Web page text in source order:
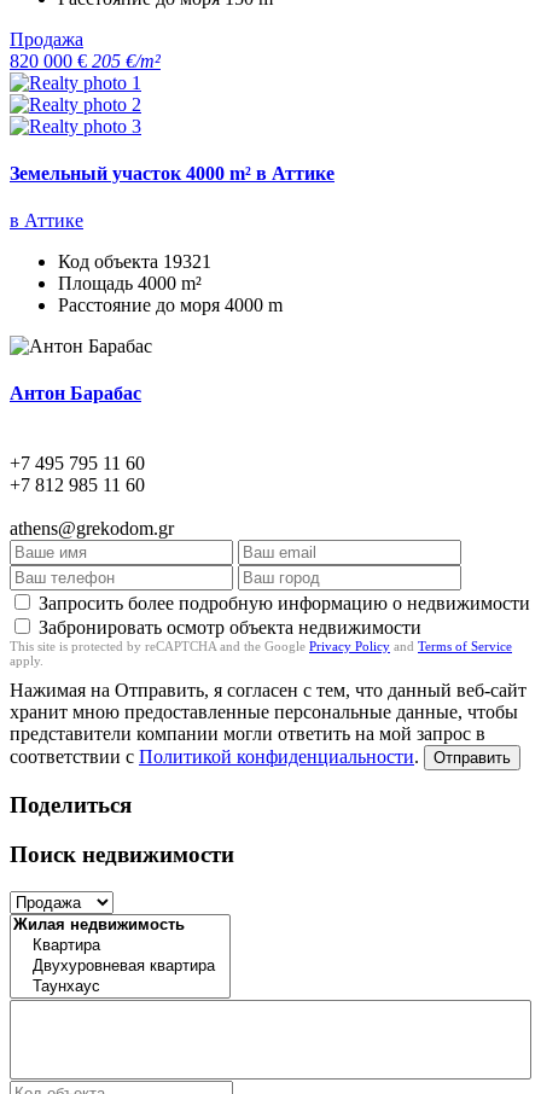
Продажа
820 000 € 205 €/m²
Земельный участок 4000 m² в Аттике
в Аттике
Код объекта 19321
Площадь 4000 m²
Расстояние до моря 4000 m
Антон Барабас
+7 495 795 11 60
+7 812 985 11 60
athens@grekodom.gr
Запросить более подробную информацию о недвижимости
Забронировать осмотр объекта недвижимости
This site is protected by reCAPTCHA and the Google Privacy Policy and Terms of Service
apply.
Нажимая на Отправить, я согласен с тем, что данный веб-сайт
хранит мною предоставленные персональные данные, чтобы
представители компании могли ответить на мой запрос в
соответствии с Политикой конфиденциальности. Отправить
Поделиться
Поиск недвижимости